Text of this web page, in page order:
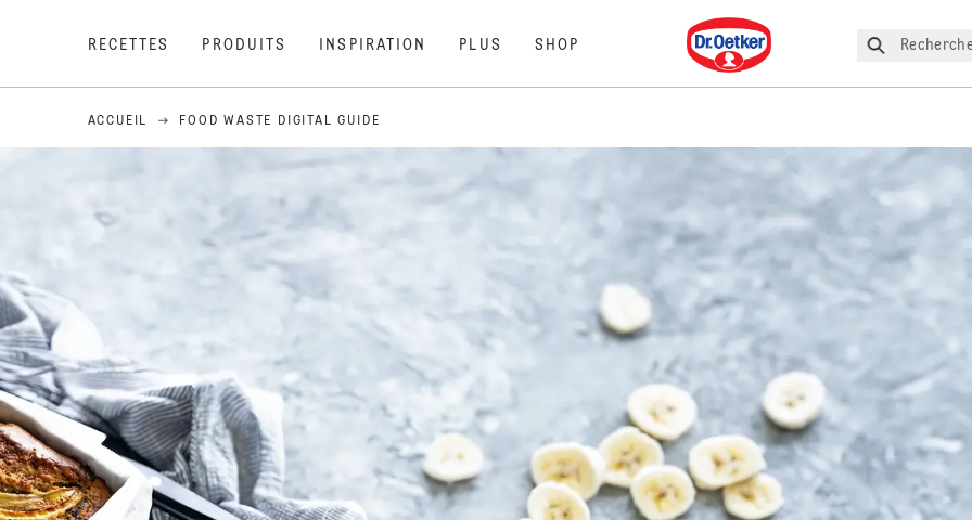
RECETTES PRODUITS INSPIRATION PLUS SHOP
Dr. Oetker
ACCUEIL FOOD WASTE DIGITAL GUIDE